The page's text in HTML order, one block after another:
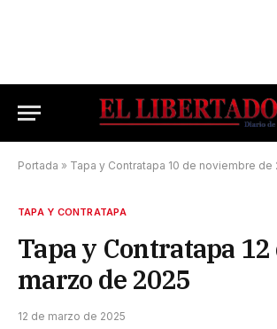
Portada » Tapa y Contratapa 10 de noviembre de
TAPA Y CONTRATAPA
Tapa y Contratapa 12
marzo de 2025
12 de marzo de 2025